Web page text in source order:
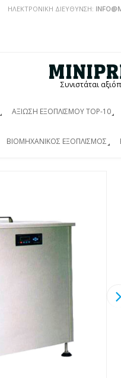
ΗΛΕΚΤΡΟΝΙΚΗ ΔΙΕΥΘΥΝΣΗ:
Συνιστάται
ΑΞΊΩΣΗ ΕΞΟΠΛΙΣΜΟΎ TOP-10
ΒΙΟΜΗΧΑΝΙΚΌΣ ΕΞΟΠΛΙΣΜΌΣ